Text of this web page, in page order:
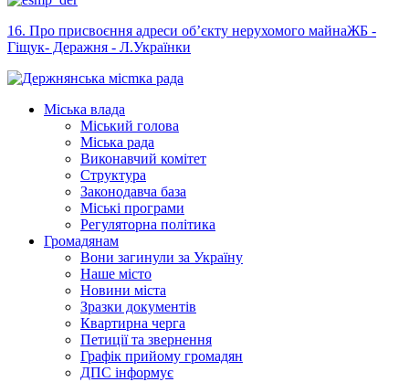
16. Про присвоєння адреси об’єкту нерухомого майнаЖБ -
Гіщук- Деражня - Л.Українки
Міська влада
Міський голова
Міська рада
Виконавчий комітет
Структура
Законодавча база
Міські програми
Регуляторна політика
Громадянам
Вони загинули за Україну
Наше місто
Новини міста
Зразки документів
Квартирна черга
Петиції та звернення
Графік прийому громадян
ДПС інформує